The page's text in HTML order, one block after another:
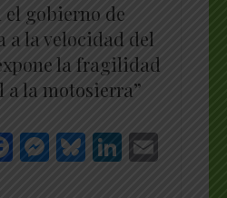
el gobierno de
a la velocidad del
la fragilidad
a la motosierra”
Facebook
Messenger
Bluesky